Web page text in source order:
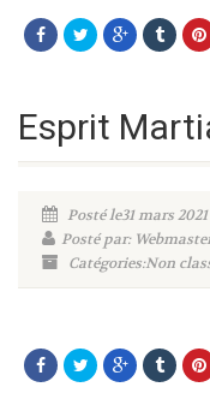
Esprit
Posté le31 mars 2021
Posté par:
Catégories:Non